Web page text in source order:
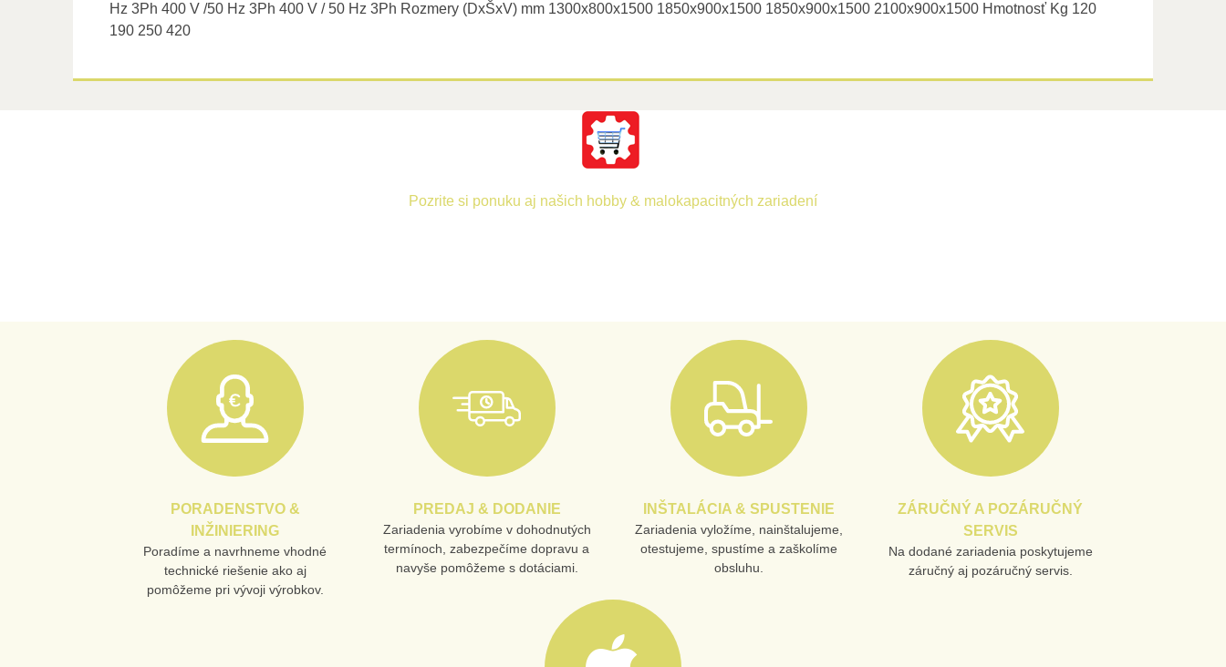
Hz 3Ph 400 V /50 Hz 3Ph 400 V / 50 Hz 3Ph Rozmery (DxŠxV) mm 1300x800x1500 1850x900x1500 1850x900x1500 2100x900x1500 Hmotnosť Kg 120
190 250 420
Pozrite si ponuku aj našich hobby & malokapacitných zariadení
PORADENSTVO &
INŽINIERING
Poradíme a navrhneme vhodné
technické riešenie ako aj
pomôžeme pri vývoji výrobkov.
PREDAJ & DODANIE
Zariadenia vyrobíme v dohodnutých
termínoch, zabezpečíme dopravu a
navyše pomôžeme s dotáciami.
INŠTALÁCIA & SPUSTENIE
Zariadenia vyložíme, nainštalujeme,
otestujeme, spustíme a zaškolíme
obsluhu.
ZÁRUČNÝ A POZÁRUČNÝ
SERVIS
Na dodané zariadenia poskytujeme
záručný aj pozáručný servis.